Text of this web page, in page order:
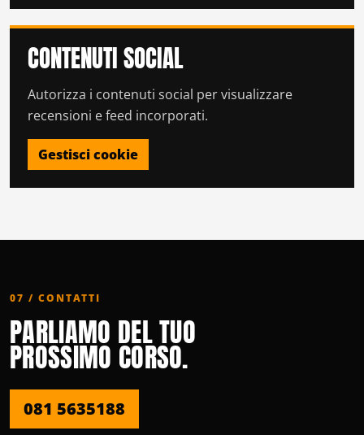
CONTENUTI SOCIAL
Autorizza i contenuti social per visualizzare
recensioni e feed incorporati.
Gestisci cookie
07 / CONTATTI
PARLIAMO DEL TUO
PROSSIMO CORSO.
081 5635188